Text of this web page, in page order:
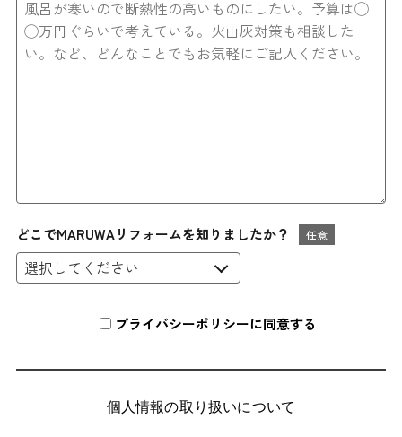
どこでMARUWAリフォームを知りましたか？ 任意
プライバシーポリシーに同意する
個人情報の取り扱いについて